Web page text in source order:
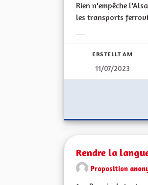
Rien n'empêche
les transports
ERSTELLT AM
11/07/2023
Rendre la
Proposition